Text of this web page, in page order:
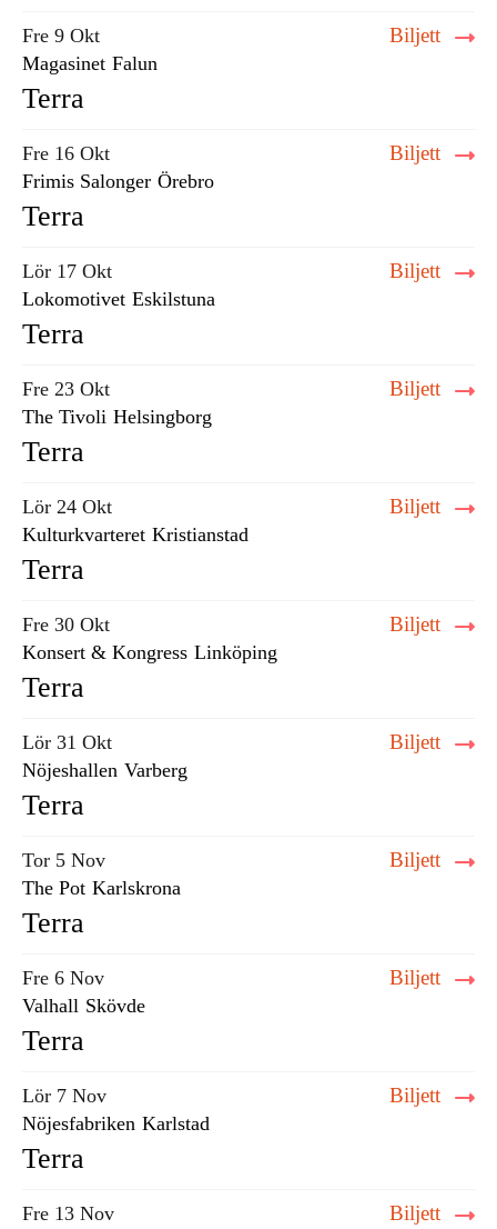
Fre 9 Okt
Magasinet Falun
Biljett
Terra
Fre 16 Okt
Frimis Salonger Örebro
Biljett
Terra
Lör 17 Okt
Lokomotivet Eskilstuna
Biljett
Terra
Fre 23 Okt
The Tivoli Helsingborg
Biljett
Terra
Lör 24 Okt
Kulturkvarteret Kristianstad
Biljett
Terra
Fre 30 Okt
Konsert & Kongress Linköping
Biljett
Terra
Lör 31 Okt
Nöjeshallen Varberg
Biljett
Terra
Tor 5 Nov
The Pot Karlskrona
Biljett
Terra
Fre 6 Nov
Valhall Skövde
Biljett
Terra
Lör 7 Nov
Nöjesfabriken Karlstad
Biljett
Terra
Fre 13 Nov
Biljett